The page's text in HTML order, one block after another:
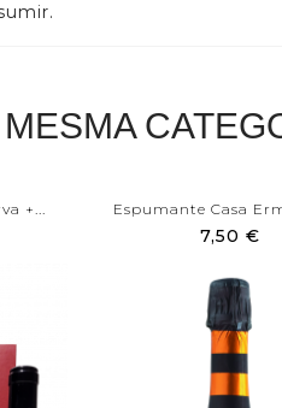
+... Espumante Casa
7,50 €